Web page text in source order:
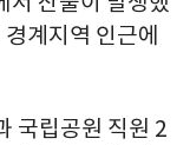
계지역 인근에
국립공원 직원 2